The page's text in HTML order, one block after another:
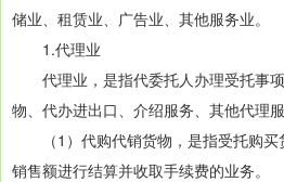
储业、租赁业、广告业、其他服务业。
1.代理业
代理业，是指代委托人办理受托事
物、代办进出口、介绍服务、其他代理服
（1）代购代销货物，是指受托购买
销售额进行结算并收取手续费的业务。